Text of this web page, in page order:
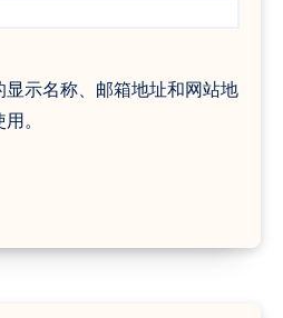
示名称、邮箱地址和网站地
。